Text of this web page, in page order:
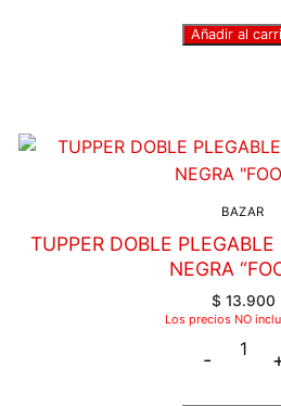
Añadir al
BAZAR
TUPPER DOBLE
NEGRA
$ 13.900
Los precios NO
-